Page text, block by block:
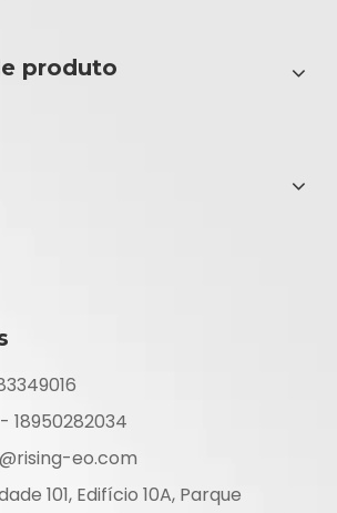
produto
18950282034
eo.com
101, Edifício 10A, Parque